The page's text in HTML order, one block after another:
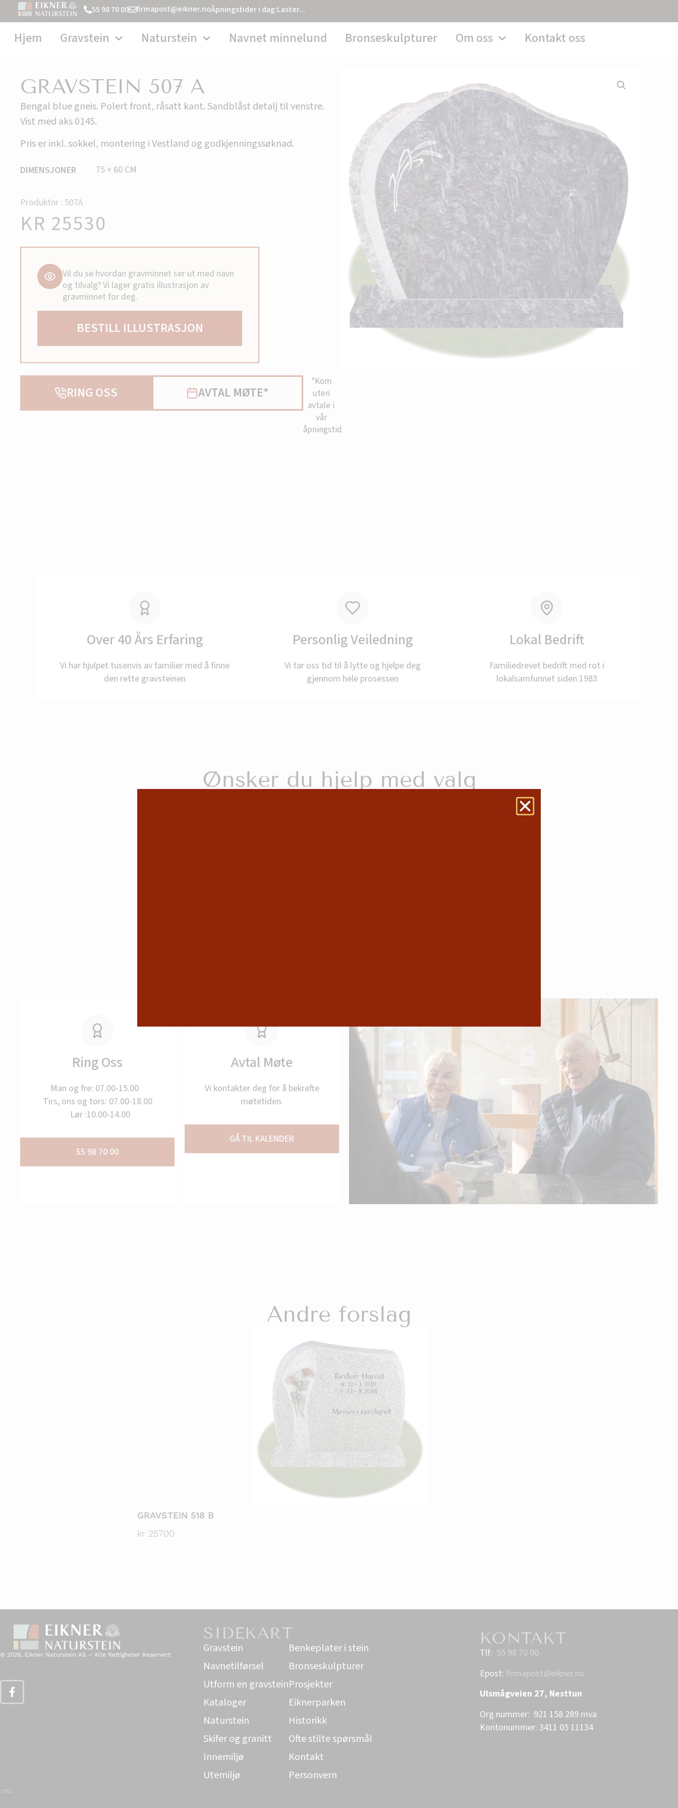
55 98 70 00 firmapost@eikner.noÅpningstider i dag:Laster...
Hjem Gravstein Naturstein Navnet minnelund Bronseskulpturer Om oss Kontakt oss
GRAVSTEIN 507 A
Bengal blue gneis. Polert front, råsatt kant. Sandblåst detalj til venstre.
Vist med aks 0145.
Pris er inkl. sokkel, montering i Vestland og godkjenningssøknad.
DIMENSJONER 75 × 60 CM
Produktnr : 507A
KR 25530
Vil du se hvordan gravminnet ser ut med navn
og tilvalg? Vi lager gratis illustrasjon av
gravminnet for deg.
BESTILL ILLUSTRASJON
RING OSS AVTAL MØTE*
*Kom
uten
avtale i
vår
åpningstid
Over 40 Års Erfaring
Vi har hjulpet tusenvis av familier med å finne
den rette gravsteinen
Personlig Veiledning
Vi tar oss tid til å lytte og hjelpe deg
gjennom hele prosessen
Lokal Bedrift
Familiedrevet bedrift med rot i
lokalsamfunnet siden 1983
Ønsker du hjelp med valg
Ring Oss
Man og fre: 07.00-15.00
Tirs, ons og tors: 07.00-18.00
Lør :10.00-14.00
55 98 70 00
Avtal Møte
Vi kontakter deg for å bekrefte
møtetiden.
GÅ TIL KALENDER
Andre forslag
GRAVSTEIN 518 B
kr 25700
© 2026, Eikner Naturstein AS – Alle Rettigheter Reservert
SIDEKART
Gravstein
Navnetilførsel
Utform en gravstein
Kataloger
Naturstein
Skifer og granitt
Innemiljø
Utemiljø
Benkeplater i stein
Bronseskulpturer
Prosjekter
Eiknerparken
Historikk
Ofte stilte spørsmål
Kontakt
Personvern
KONTAKT
Tlf: 55 98 70 00
Epost: firmapost@eikner.no
Ulsmågveien 27, Nesttun
Org.nummer: 921 158 289 mva
Kontonummer: 3411 05 11134
ÅPNINGSTIDER I SOMMER
Vi er ferielukket lørdag 18.7 og er tilbake
10.8.